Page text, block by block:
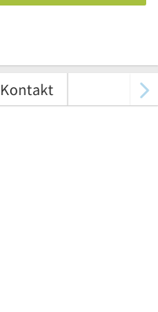
Kontakt